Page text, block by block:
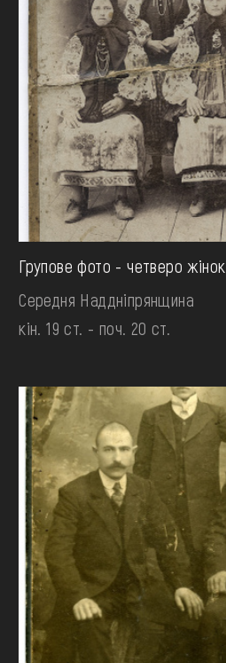
Групове фото - четверо жінок
Середня Наддніпрянщина
кін. 19 ст. - поч. 20 ст.